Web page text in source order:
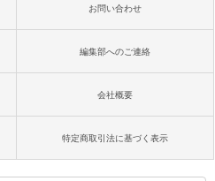
お問い合わせ
編集部へのご連絡
会社概要
特定商取引法に基づく表示